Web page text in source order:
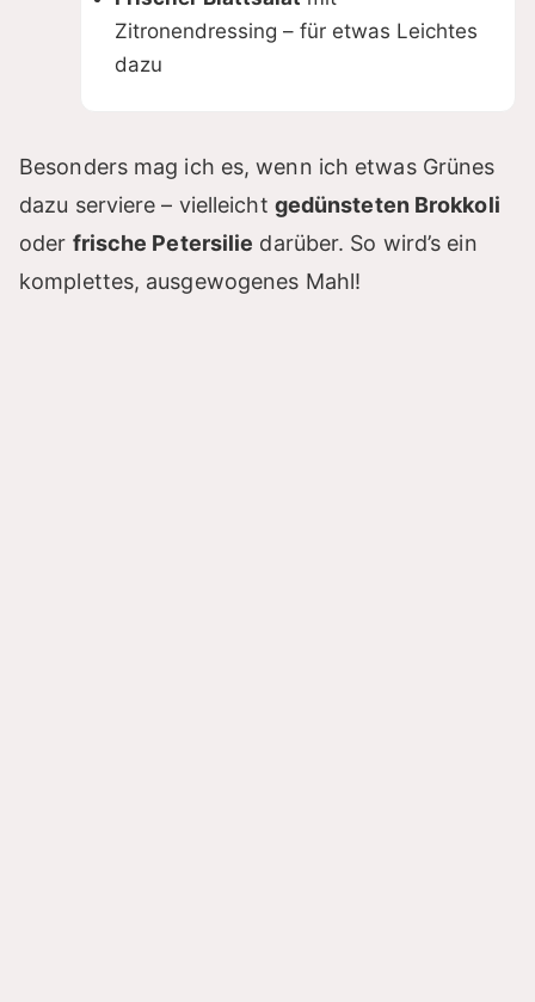
Zitronendressing – für etwas Leichtes
dazu
Besonders mag ich es, wenn ich etwas Grünes
dazu serviere – vielleicht gedünsteten Brokkoli
oder frische Petersilie darüber. So wird’s ein
komplettes, ausgewogenes Mahl!